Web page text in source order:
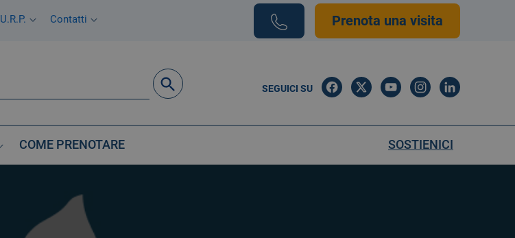
U.R.P. Contatti Prenota una visita
SEGUICI SU
COME PRENOTARE SOSTIENICI